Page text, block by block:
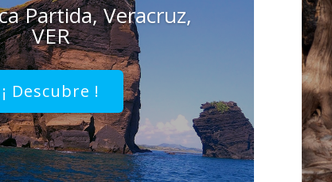
Partida, Veracruz,
VER
¡ Descubre !